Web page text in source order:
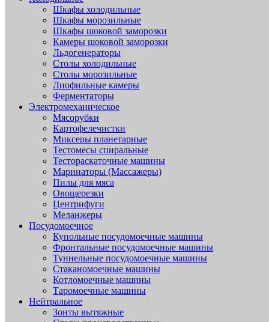
Шкафы холодильные
Шкафы морозильные
Шкафы шоковой заморозки
Камеры шоковой заморозки
Льдогенераторы
Столы холодильные
Столы морозильные
Лиофильные камеры
Ферментаторы
Электромеханическое
Мясорубки
Картофелечистки
Миксеры планетарные
Тестомесы спиральные
Тестораскаточные машины
Маринаторы (Массажеры)
Пилы для мяса
Овощерезки
Центрифуги
Меланжеры
Посудомоечное
Купольные посудомоечные машины
Фронтальные посудомоечные машины
Туннельные посудомоечные машины
Стаканомоечные машины
Котломоечные машины
Таромоечные машины
Нейтральное
Зонты вытяжные